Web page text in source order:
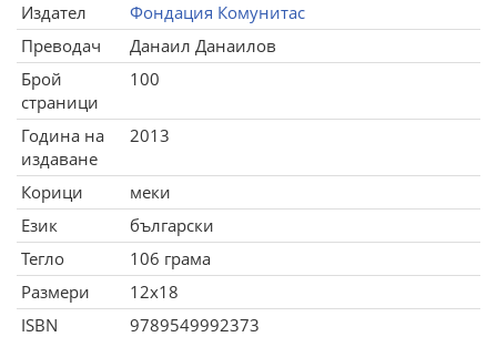
Издател
Фондация Комунитас
Преводач
Данаил Данаилов
Брой
страници
100
Година на
издаване
2013
Корици
меки
Език
български
Тегло
106 грама
Размери
12x18
ISBN
9789549992373